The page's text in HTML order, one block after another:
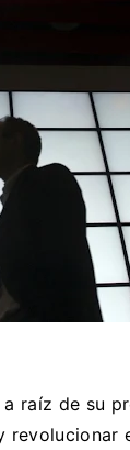
raíz de su
revolucionar